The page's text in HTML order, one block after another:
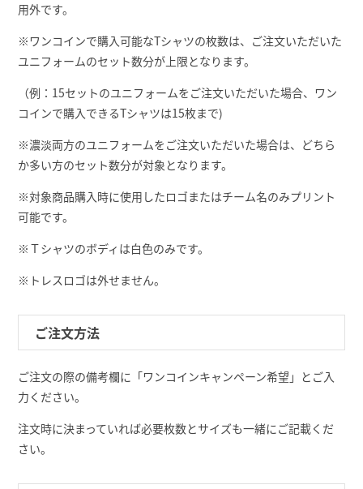
用外です。
※ワンコインで購入可能なTシャツの枚数は、ご注文いただいた
ユニフォームのセット数分が上限となります。
（例：15セットのユニフォームをご注文いただいた場合、ワン
コインで購入できるTシャツは15枚まで)
※濃淡両方のユニフォームをご注文いただいた場合は、どちら
か多い方のセット数分が対象となります。
※対象商品購入時に使用したロゴまたはチーム名のみプリント
可能です。
※Ｔシャツのボディは白色のみです。
※トレスロゴは外せません。
ご注文方法
ご注文の際の備考欄に「ワンコインキャンペーン希望」とご入
力ください。
注文時に決まっていれば必要枚数とサイズも一緒にご記載くだ
さい。